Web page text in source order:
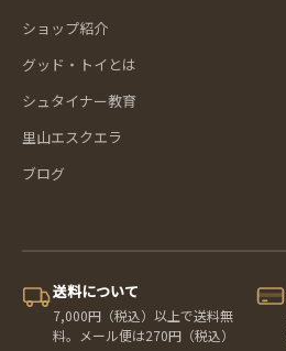
ショップ紹介
グッド・トイとは
シュタイナー教育
里山エスクエラ
ブログ
送料について
7,000円（税込）以上で送料無
料。メール便は270円（税込）